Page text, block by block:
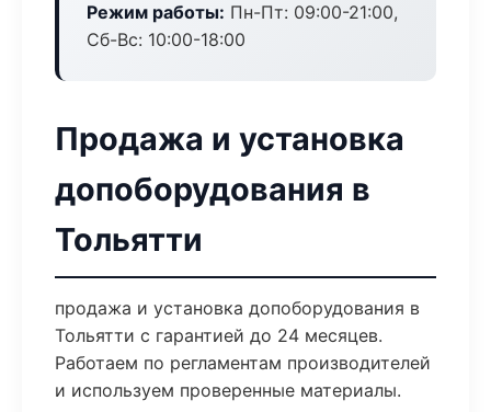
Режим работы: Пн-Пт: 09:00-21:00,
Сб-Вс: 10:00-18:00
Продажа и установка
допоборудования в
Тольятти
продажа и установка допоборудования в
Тольятти с гарантией до 24 месяцев.
Работаем по регламентам производителей
и используем проверенные материалы.